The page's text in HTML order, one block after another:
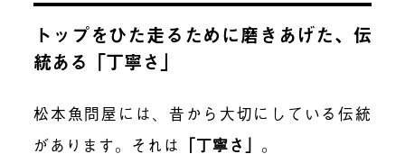
トップをひた走るために磨きあげた、伝
統ある「丁寧さ」
松本魚問屋には、昔から大切にしている伝統
があります。それは 「丁寧さ」 。